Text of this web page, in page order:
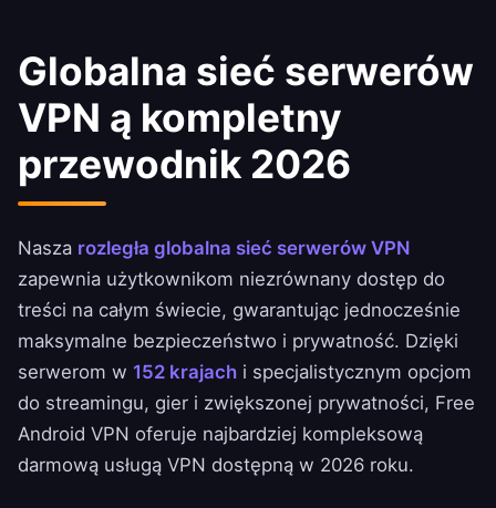
Globalna sieć serwerów
VPN ą kompletny
przewodnik 2026
Nasza rozległa globalna sieć serwerów VPN
zapewnia użytkownikom niezrównany dostęp do
treści na całym świecie, gwarantując jednocześnie
maksymalne bezpieczeństwo i prywatność. Dzięki
serwerom w 152 krajach i specjalistycznym opcjom
do streamingu, gier i zwiększonej prywatności, Free
Android VPN oferuje najbardziej kompleksową
darmową usługą VPN dostępną w 2026 roku.